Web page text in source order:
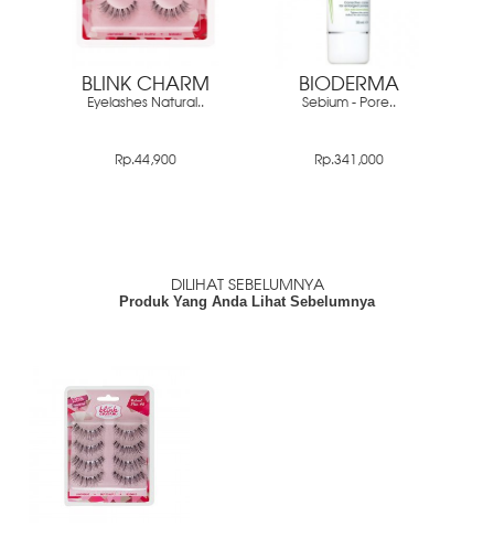
BLINK CHARM
Eyelashes Natural..
Rp.44,900
BIODERMA
Sebium - Pore..
Rp.341,000
DILIHAT SEBELUMNYA
Produk Yang Anda Lihat Sebelumnya